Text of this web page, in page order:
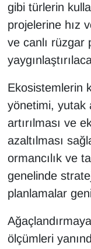
gibi türlerin
projelerine hız
ve canlı rüzgar
Ekosistemlerin
yönetimi, yutak
artırılması ve
azaltılması
ormancılık ve
genelinde
planlamalar
ölçümleri
SİYASET
SPOR
TEBRİK
TEKNOLOJİ
Turizm
VAN'DA
YAŞAM